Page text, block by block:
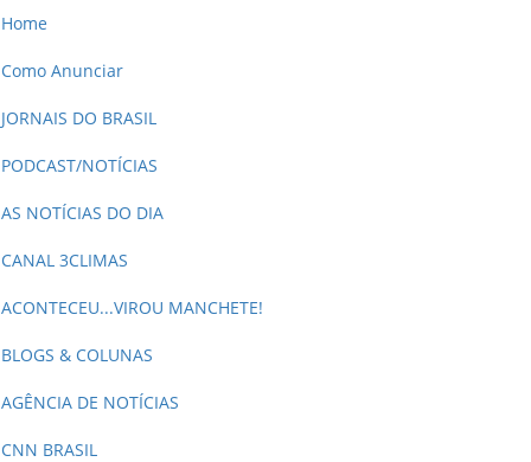
Home
Como Anunciar
JORNAIS DO BRASIL
PODCAST/NOTÍCIAS
AS NOTÍCIAS DO DIA
CANAL 3CLIMAS
ACONTECEU...VIROU MANCHETE!
BLOGS & COLUNAS
AGÊNCIA DE NOTÍCIAS
CNN BRASIL